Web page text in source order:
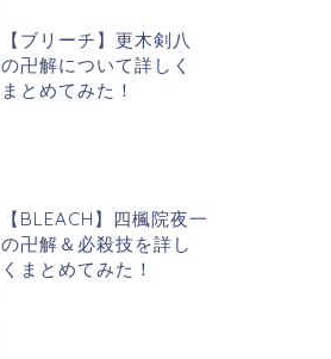
【ブリーチ】更木剣八
の卍解について詳しく
まとめてみた！
【BLEACH】四楓院夜一
の卍解＆必殺技を詳し
くまとめてみた！